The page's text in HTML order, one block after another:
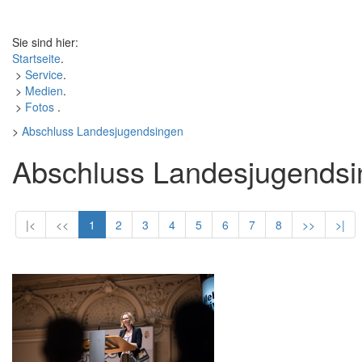
Sie sind hier:
Startseite.
> Service.
> Medien.
> Fotos .
> Abschluss Landesjugendsingen
Abschluss
|< << 1 2 3 4 5 6 7 8 >> >|